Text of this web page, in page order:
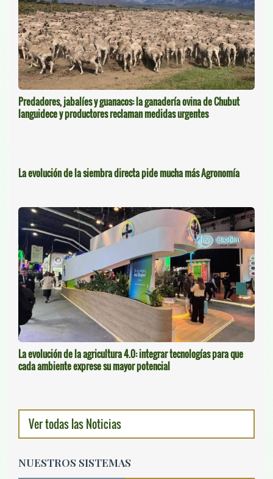
Predadores, jabalíes y guanacos: la ganadería ovina de Chubut
languidece y productores reclaman medidas urgentes
La evolución de la siembra directa pide mucha más Agronomía
La evolución de la agricultura 4.0: integrar tecnologías para que
cada ambiente exprese su mayor potencial
Ver todas las Noticias
NUESTROS SISTEMAS